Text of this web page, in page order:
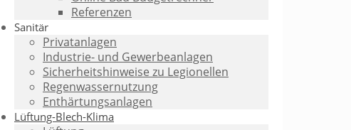
Referenzen
Sanitär
Privatanlagen
Industrie- und Gewerbeanlagen
Sicherheitshinweise zu Legionellen
Regenwassernutzung
Enthärtungsanlagen
Lüftung-Blech-Klima